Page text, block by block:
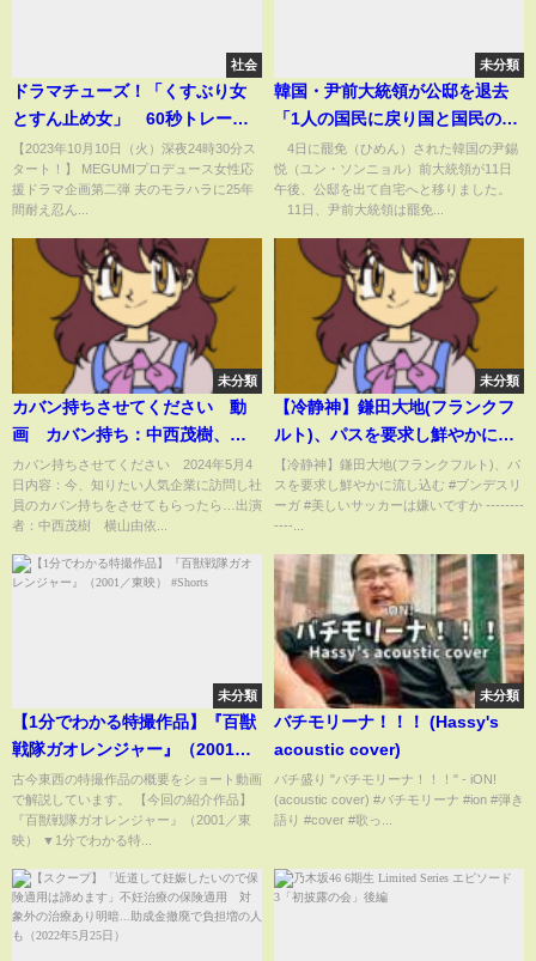
社会
ドラマチューズ！「くすぶり女
とすん止め女」 60秒トレーラ
ー
【2023年10月10日（火）深夜24時30分ス
タート！】 MEGUMIプロデュース女性応
援ドラマ企画第二弾 夫のモラハラに25年
間耐え忍ん...
未分類
韓国・尹前大統領が公邸を退去
「1人の国民に戻り国と国民のた
めの新しい道を」(2025年4月11
日)
4日に罷免（ひめん）された韓国の尹錫
悦（ユン・ソンニョル）前大統領が11日
午後、公邸を出て自宅へと移りました。
11日、尹前大統領は罷免...
未分類
カバン持ちさせてください 動
画 カバン持ち：中西茂樹、横
山由依 5月4日
カバン持ちさせてください 2024年5月4
日内容：今、知りたい人気企業に訪問し社
員のカバン持ちをさせてもらったら…出演
者：中西茂樹 横山由依...
未分類
【冷静神】鎌田大地(フランクフ
ルト)、パスを要求し鮮やかに流
し込む#shorts
【冷静神】鎌田大地(フランクフルト)、パ
スを要求し鮮やかに流し込む #ブンデスリ
ーガ #美しいサッカーは嫌いですか --------
----...
未分類
【1分でわかる特撮作品】『百獣
戦隊ガオレンジャー』（2001／
東映） #Shorts
古今東西の特撮作品の概要をショート動画
で解説しています。 【今回の紹介作品】
『百獣戦隊ガオレンジャー』（2001／東
映） ▼1分でわかる特...
未分類
バチモリーナ！！！ (Hassy's
acoustic cover)
バチ盛り "バチモリーナ！！！" - iON!
(acoustic cover) #バチモリーナ #ion #弾き
語り #cover #歌っ...